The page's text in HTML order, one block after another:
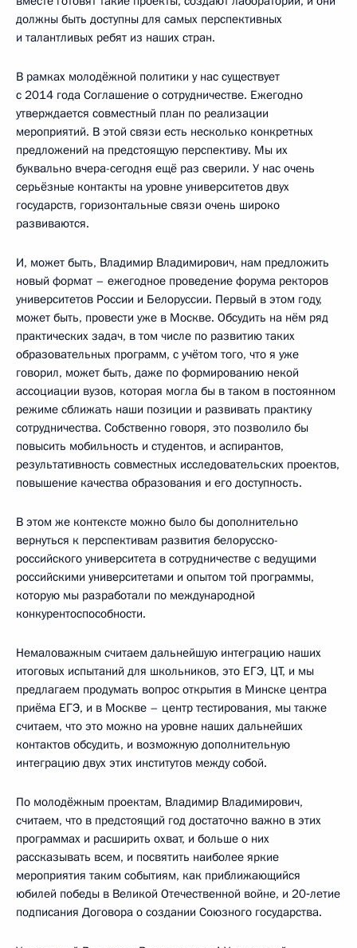
должны быть доступны для самых перспективных
и талантливых ребят из наших стран.
В рамках молодёжной политики у нас существует
с 2014 года Соглашение о сотрудничестве. Ежегодно
утверждается совместный план по реализации
мероприятий. В этой связи есть несколько конкретных
предложений на предстоящую перспективу. Мы их
буквально вчера-сегодня ещё раз сверили. У нас очень
серьёзные контакты на уровне университетов двух
государств, горизонтальные связи очень широко
развиваются.
И, может быть, Владимир Владимирович, нам предложить
новый формат – ежегодное проведение форума ректоров
университетов России и Белоруссии. Первый в этом году,
может быть, провести уже в Москве. Обсудить на нём ряд
практических задач, в том числе по развитию таких
образовательных программ, с учётом того, что я уже
говорил, может быть, даже по формированию некой
ассоциации вузов, которая могла бы в таком в постоянном
режиме сближать наши позиции и развивать практику
сотрудничества. Собственно говоря, это позволило бы
повысить мобильность и студентов, и аспирантов,
результативность совместных исследовательских проектов,
повышение качества образования и его доступность.
В этом же контексте можно было бы дополнительно
вернуться к перспективам развития белорусско-
российского университета в сотрудничестве с ведущими
российскими университетами и опытом той программы,
которую мы разработали по международной
конкурентоспособности.
Немаловажным считаем дальнейшую интеграцию наших
итоговых испытаний для школьников, это ЕГЭ, ЦТ, и мы
предлагаем продумать вопрос открытия в Минске центра
приёма ЕГЭ, и в Москве – центр тестирования, мы также
считаем, что это можно на уровне наших дальнейших
контактов обсудить, и возможную дополнительную
интеграцию двух этих институтов между собой.
По молодёжным проектам, Владимир Владимирович,
считаем, что в предстоящий год достаточно важно в этих
программах и расширить охват, и больше о них
рассказывать всем, и посвятить наиболее яркие
мероприятия таким событиям, как приближающийся
юбилей победы в Великой Отечественной войне, и 20‑летие
подписания Договора о создании Союзного государства.